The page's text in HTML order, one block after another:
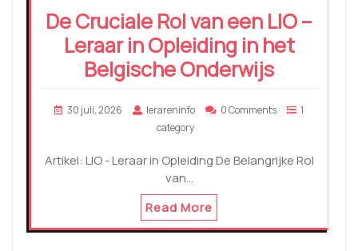
De Cruciale Rol van een LIO –
Leraar in Opleiding in het
Belgische Onderwijs
30 juli, 2026 lerareninfo 0 Comments
1
category
Artikel: LIO - Leraar in Opleiding De Belangrijke Rol
van…
Read More